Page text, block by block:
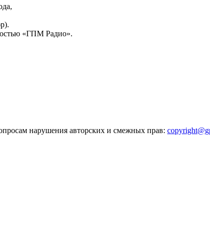
«ГПМ Радио».
нарушения авторских и смежных прав: